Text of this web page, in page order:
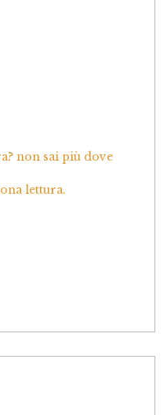
non sai più dove
lettura.